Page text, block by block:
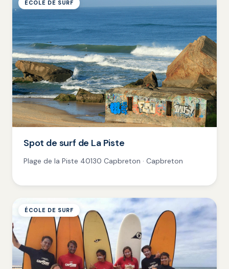
ÉCOLE DE SURF
Spot de surf de La Piste
Plage de la Piste 40130 Capbreton · Capbreton
ÉCOLE DE SURF